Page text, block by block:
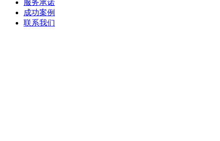
服务承诺
成功案例
联系我们